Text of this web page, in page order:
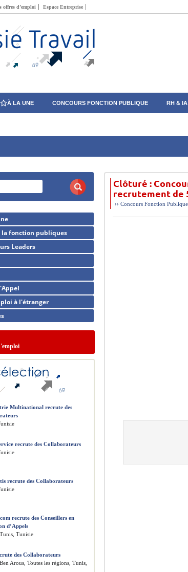
offres d’emploi Espace Entreprise
À LA UNE CONCOURS FONCTION PUBLIQUE RH & IA
Clôturé :
›› Concours Fonction
la fonction publiques
Leaders
à l'étranger
Multinational recrute des
recrute des Collaborateurs
recrute des Collaborateurs
recrute des Conseillers en
d’Appels
Tunisie
des Collaborateurs
Arous, Toutes les régions, Tunis,